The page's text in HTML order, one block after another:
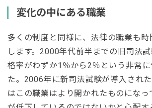
変化の中にある職業
多くの制度と同様に、法律の職業も時
します。2000年代前半までの旧司法
格率がわずか1％から2％という非常
た。2006年に新司法試験が導入され
はこの職業はより開かれたものになっ